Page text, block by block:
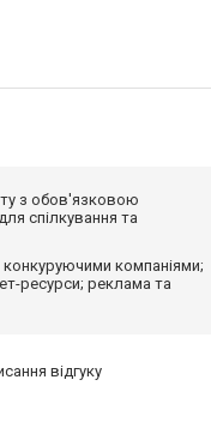
з обов'язковою
спілкування та
компаніями;
ресурси; реклама та
відгуку